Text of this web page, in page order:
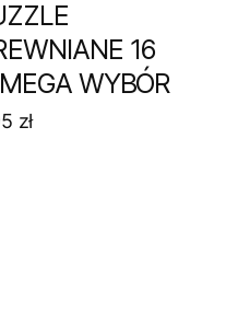
16
WYBÓR
zł